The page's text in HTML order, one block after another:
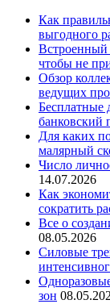
Как
выгодного
Встроенный
чтобы не
Обзор
ведущих
Бесплатные
банковский
Для каких
малярный
Число
14.07.2026
Как
сократить
Все о
08.05.2026
Силовые
зон